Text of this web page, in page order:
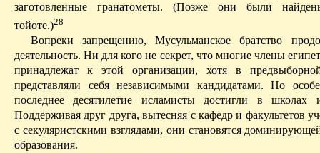
заготовленные гранатометы. (Позже они были
тойоте.)28
Вопреки запрещению, Мусульманское братство
деятельность. Ни для кого не секрет, что многие члены
принадлежат к этой организации, хотя в
представляли себя независимыми кандидатами. Но
последнее десятилетие исламисты достигли в школах
Поддерживая друг друга, вытесняя с кафедр и факультетов
с секуляристскими взглядами, они становятся
образования.